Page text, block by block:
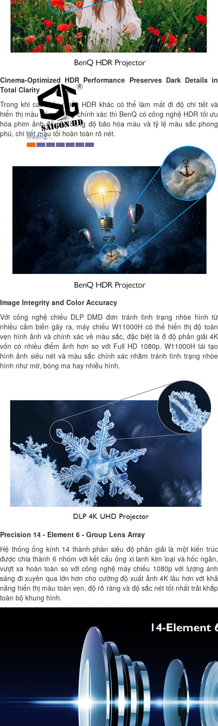
Cinema-Optimized HDR Performance Preserves Dark Details in
Total Clarity
Trong khi các máy chiếu HDR khác có thể làm mất đi độ chi tiết và
hiển thị màu xám không chính xác thì BenQ có công nghệ HDR tối ưu
hóa phim ảnh để cân bằng độ bão hòa màu và tỷ lệ màu sắc phong
phú, chi tiết màu tối hoàn toàn rõ nét.
Image Integrity and Color Accuracy
Với công nghệ chiếu DLP DMD đơn tránh tình trạng nhòe hình từ
nhiều cảm biến gây ra, máy chiếu W11000H có thể hiển thị độ toàn
vẹn hình ảnh và chính xác về màu sắc, đặc biệt là ở độ phân giải 4K
vốn có nhiều điểm ảnh hơn so với Full HD 1080p. W11000H tái tạo
hình ảnh siêu nét và màu sắc chính xác nhằm tránh tình trạng nhòe
hình như mờ, bóng ma hay nhiễu hình.
Precision 14 - Element 6 - Group Lens Array
Hệ thống ống kính 14 thành phần siêu độ phân giải là một kiến trúc
được chia thành 6 nhóm với kết cấu ống xi lanh kim loại và hốc ngăn,
vượt xa hoàn toàn so với công nghệ máy chiếu 1080p với lượng ánh
sáng đi xuyên qua lớn hơn cho cường độ xuất ảnh 4K lâu hơn với khả
năng hiển thị màu toàn vẹn, độ rõ ràng và độ sắc nét tốt nhất trải khắp
toàn bộ khung hình.